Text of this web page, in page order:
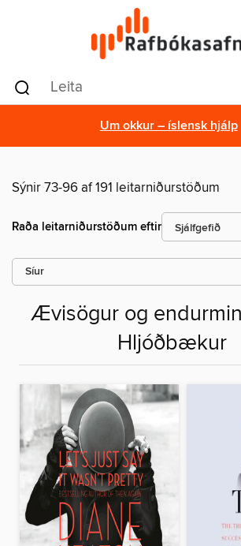
Um okkur – íslensk hjálp
Sýnir 73-96 af 191 leitarniðurstöðum
Raða leitarniðurstöðum eftir
Síur
Ævisögur og
Hljóðbækur